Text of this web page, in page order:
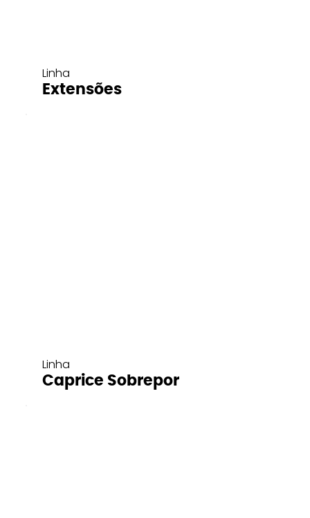
Linha
Extensões
Linha
Caprice Sobrepor